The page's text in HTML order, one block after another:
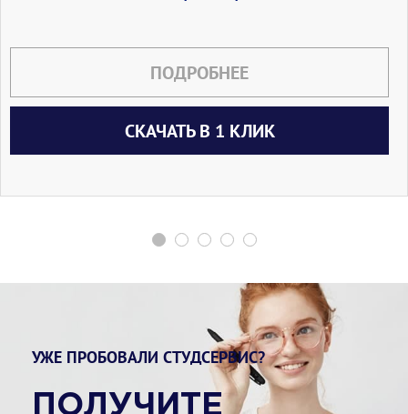
ПОДРОБНЕЕ
СКАЧАТЬ В 1 КЛИК
УЖЕ ПРОБОВАЛИ СТУДСЕРВИС?
ПОЛУЧИТЕ